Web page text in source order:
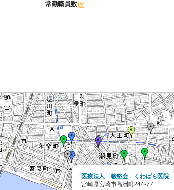
常勤職員数
医療法人 敏悠会 くわばら医院
宮崎県宮崎市高洲町244-77